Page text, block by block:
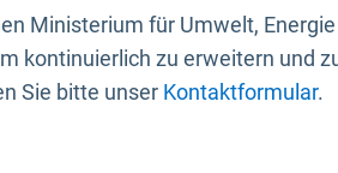
Ministerium für Umwelt,
kontinuierlich zu erweitern und
Sie bitte unser Kontaktformular.